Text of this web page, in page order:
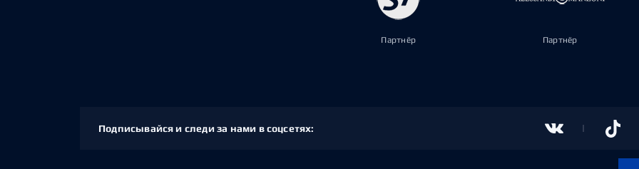
Партнёр Партнёр
Подписывайся и следи за нами в соцсетях: